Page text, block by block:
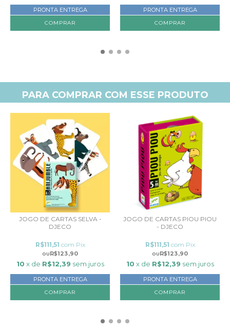
PRONTA ENTREGA PRONTA ENTREGA
PARA COMPRAR COM ESSE PRODUTO
JOGO DE CARTAS SELVA -
DJECO
R$123,90
R$111,51 com Pix
10 x de R$12,39 sem juros
PRONTA ENTREGA
JOGO DE CARTAS PIOU PIOU
- DJECO
R$123,90
R$111,51 com Pix
10 x de R$12,39 sem juros
PRONTA ENTREGA